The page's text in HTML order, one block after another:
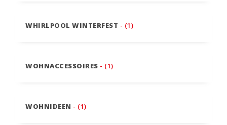
WHIRLPOOL WINTERFEST - (1)
WOHNACCESSOIRES - (1)
WOHNIDEEN - (1)